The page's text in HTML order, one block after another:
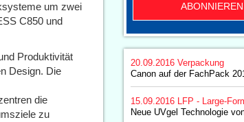
um zwei
C850 und
Produktivität
Design. Die
die
zu
ABONNIEREN
20.09.2016 Verpackung
Canon auf der FachPack
15.09.2016
LFP - Large-
Neue UVgel Technologie